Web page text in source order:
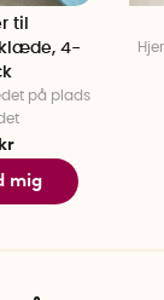
til
4-
på plads
mig